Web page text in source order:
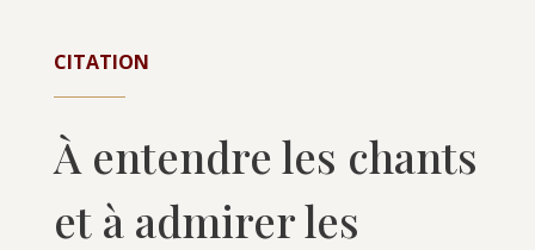
CITATION
À entendre les chants
et à admirer les